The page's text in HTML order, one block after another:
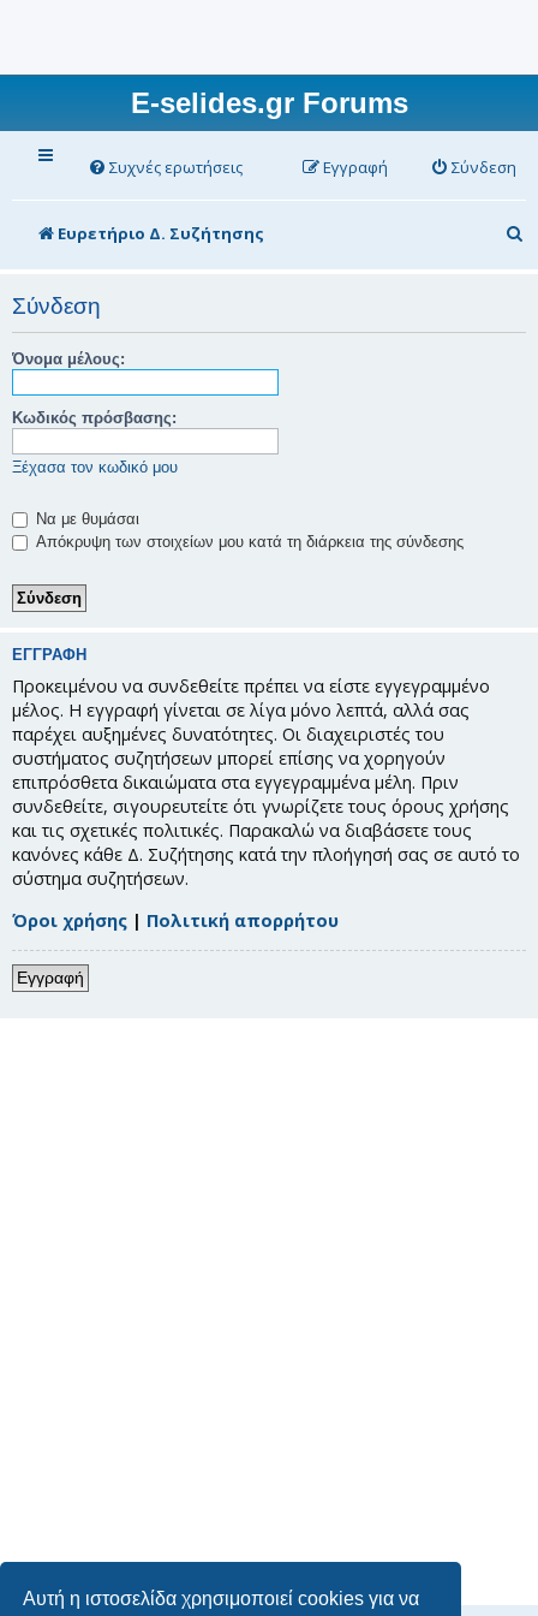
Αυτή η ιστοσελίδα χρησιμοποιεί cookies για να
E-selides.gr Forums
Συχνές ερωτήσεις Σύνδεση
Εγγραφή
Ευρετήριο Δ. Συζήτησης
ν
ζ
Σύνδεση
Όνομα μέλους:
Κωδικός πρόσβασης:
Ξέχασα τον κωδικό μου
Να με θυμάσαι
Απόκρυψη των στοιχείων μου κατά τη διάρκεια της σύνδεσης
ΕΓΓΡΑΦΉ
Προκειμένου να συνδεθείτε πρέπει να είστε εγγεγραμμένο
μέλος. Η εγγραφή γίνεται σε λίγα μόνο λεπτά, αλλά σας
παρέχει αυξημένες δυνατότητες. Οι διαχειριστές του
συστήματος συζητήσεων μπορεί επίσης να χορηγούν
επιπρόσθετα δικαιώματα στα εγγεγραμμένα μέλη. Πριν
συνδεθείτε, σιγουρευτείτε ότι γνωρίζετε τους όρους χρήσης
και τις σχετικές πολιτικές. Παρακαλώ να διαβάσετε τους
κανόνες κάθε Δ. Συζήτησης κατά την πλοήγησή σας σε αυτό το
σύστημα συζητήσεων.
Όροι χρήσης | Πολιτική απορρήτου
Εγγραφή